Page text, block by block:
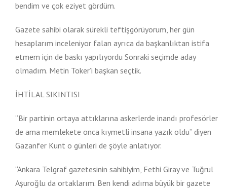
bendim ve çok eziyet gördüm.
Gazete sahibi olarak sürekli teftişgörüyorum, her gün
hesaplarım inceleniyor falan ayrıca da başkanlıktan istifa
etmem için de baskı yapılıyordu Sonraki seçimde aday
olmadım. Metin Toker’i başkan seçtik.
İHTİLAL SIKINTISI
“Bir partinin ortaya attıklarına askerlerde inandı profesörler
de ama memlekete onca kıymetli insana yazık oldu” diyen
Gazanfer Kunt o günleri de şöyle anlatıyor.
“Ankara Telgraf gazetesinin sahibiyim, Fethi Giray ve Tuğrul
Aşuroğlu da ortaklarım. Ben kendi adıma büyük bir gazete